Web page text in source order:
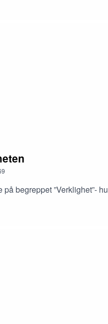
begreppet ”Verklighet”-